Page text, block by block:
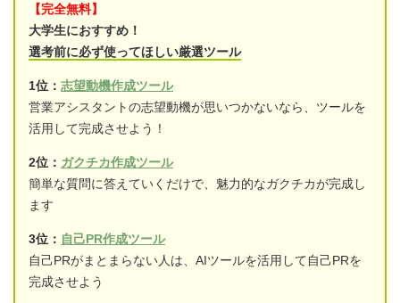
【完全無料】
大学生におすすめ！
選考前に必ず使ってほしい厳選ツール
1位： 志望動機作成ツール
営業アシスタントの志望動機が思いつかないなら、ツールを
活用して完成させよう！
2位： ガクチカ作成ツール
簡単な質問に答えていくだけで、魅力的なガクチカが完成し
ます
3位： 自己PR作成ツール
自己PRがまとまらない人は、AIツールを活用して自己PRを
完成させよう